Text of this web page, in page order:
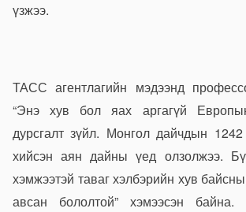
үзжээ.
ТАСС агентлагийн мэдээнд
“Энэ хув бол яах аргагүй
дурсгалт зүйл. Монгол дайчдын
хийсэн аян дайны үед олзолжээ.
хэмжээтэй таваг хэлбэрийн хув
авсан бололтой” хэмээсэн байна.